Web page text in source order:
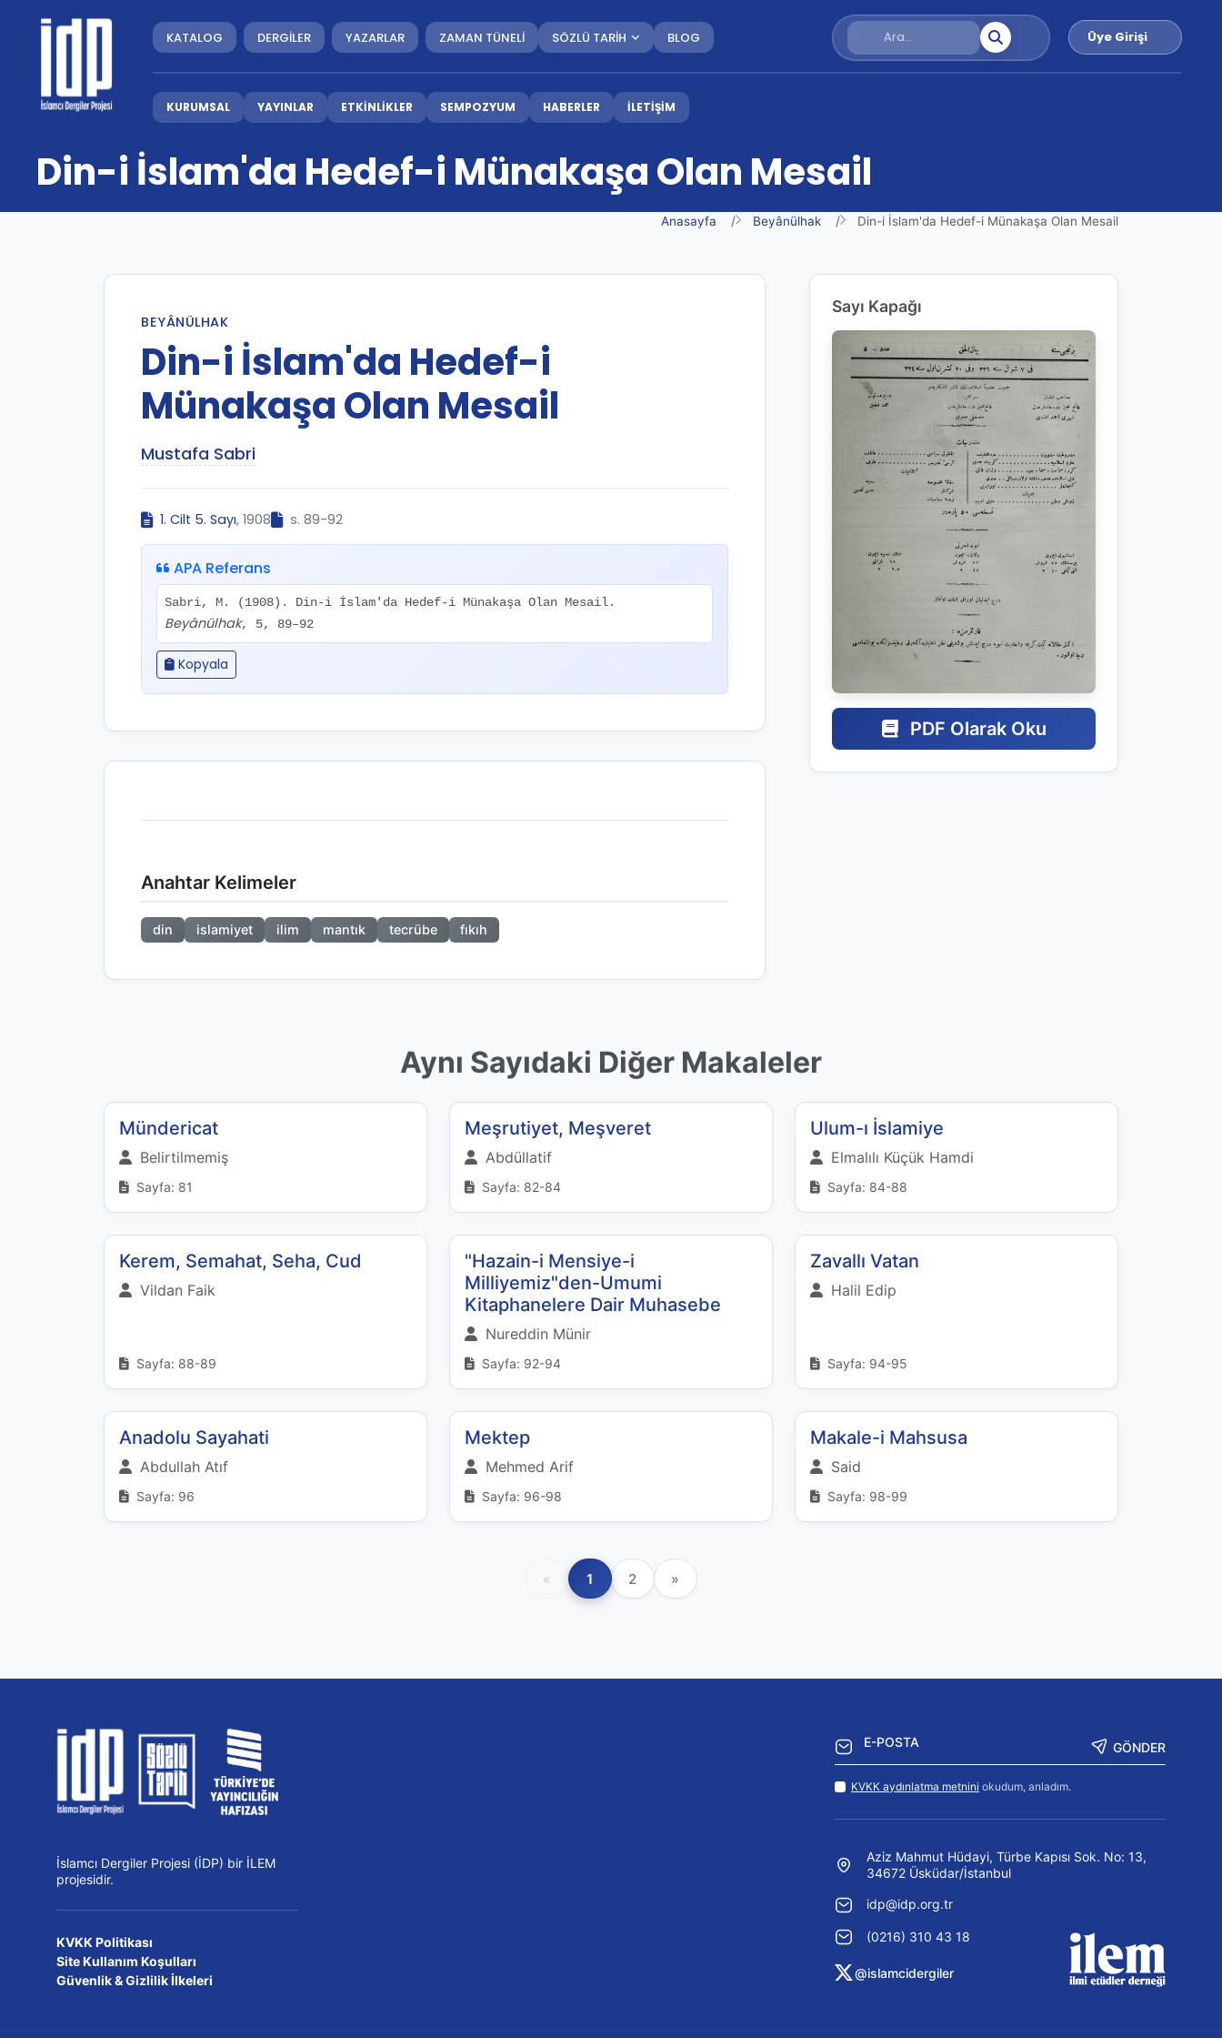
KATALOG DERGİLER YAZARLAR ZAMAN TÜNELİ SÖZLÜ TARİH BLOG Üye Girişi
KURUMSAL YAYINLAR ETKİNLİKLER SEMPOZYUM HABERLER İLETİŞİM
Din-i İslam'da Hedef-i Münakaşa Olan Mesail
Anasayfa Beyânülhak Din-i İslam'da Hedef-i Münakaşa Olan Mesail
BEYÂNÜLHAK
Din-i İslam'da Hedef-i
Münakaşa Olan Mesail
Mustafa Sabri
1. Cilt 5. Sayı, 1908 s. 89-92
APA Referans
Sabri, M. (1908). Din-i İslam'da Hedef-i Münakaşa Olan Mesail.
Beyânülhak, 5, 89–92
Kopyala
Anahtar Kelimeler
din islamiyet ilim mantık tecrübe fıkıh
Sayı Kapağı
PDF Olarak Oku
Aynı Sayıdaki Diğer Makaleler
Mündericat
Belirtilmemiş
Sayfa: 81
Meşrutiyet, Meşveret
Abdüllatif
Sayfa: 82-84
Ulum-ı İslamiye
Elmalılı Küçük Hamdi
Sayfa: 84-88
Kerem, Semahat, Seha, Cud
Vildan Faik
Sayfa: 88-89
"Hazain-i Mensiye-i
Milliyemiz"den-Umumi
Kitaphanelere Dair Muhasebe
Nureddin Münir
Sayfa: 92-94
Zavallı Vatan
Halil Edip
Sayfa: 94-95
Anadolu Sayahati
Abdullah Atıf
Sayfa: 96
Mektep
Mehmed Arif
Sayfa: 96-98
Makale-i Mahsusa
Said
Sayfa: 98-99
« 1 2 »
İslamcı Dergiler Projesi (İDP) bir İLEM
projesidir.
KVKK Politikası
Site Kullanım Koşulları
Güvenlik & Gizlilik İlkeleri
GÖNDER
KVKK aydınlatma metnini okudum, anladım.
Aziz Mahmut Hüdayi, Türbe Kapısı Sok. No: 13,
34672 Üsküdar/İstanbul
idp@idp.org.tr
(0216) 310 43 18
@islamcidergiler